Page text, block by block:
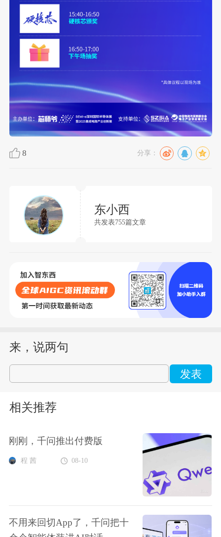
8 分享：
东小西
共发表755篇文章
来，说两句
发表
相关推荐
刚刚，千问推出付费版
程 茜 08-10
不用来回切App了，千问把十